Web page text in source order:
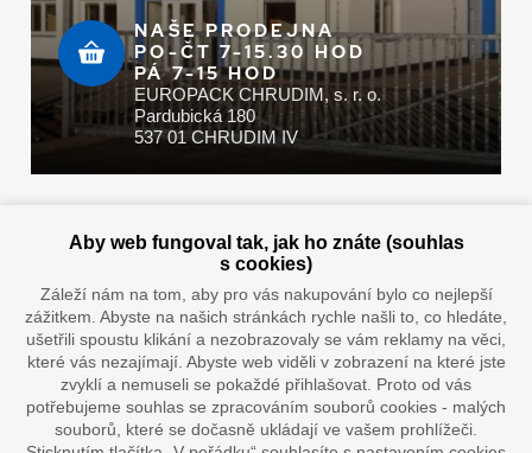
NAŠE PRODEJNA
PO-ČT 7-15.30 HOD
PÁ 7-15 HOD
EUROPACK CHRUDIM, s. r. o.
Pardubická 180
537 01 CHRUDIM IV
Doprava vaším oblíbeným dopravcem
Aby web fungoval tak, jak ho znáte (souhlas
s cookies)
Záleží nám na tom, aby pro vás nakupování bylo co nejlepší
zážitkem. Abyste na našich stránkách rychle našli to, co hledáte,
ušetřili spoustu klikání a nezobrazovaly se vám reklamy na věci,
které vás nezajímají. Abyste web viděli v zobrazení na které jste
zvyklí a nemuseli se pokaždé přihlašovat. Proto od vás
potřebujeme souhlas se zpracováním souborů cookies - malých
souborů, které se dočasně ukládají ve vašem prohlížeči.